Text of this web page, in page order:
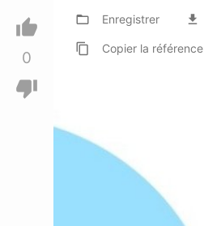
thumb_up
0
thumb_down
folder_open Enregistrer file_download
content_copy Copierla référence